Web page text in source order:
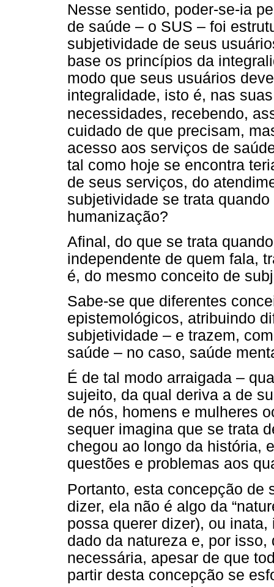
Nesse sentido, poder-se-ia
de saúde – o SUS – foi
subjetividade de seus
base os princípios da
modo que seus usuários
integralidade, isto é, nas
necessidades, recebendo,
cuidado de que precisam,
acesso aos serviços de
tal como hoje se encontra
de seus serviços, do
subjetividade se trata
humanização?
Afinal, do que se trata
independente de quem fala,
é, do mesmo conceito de
Sabe-se que diferentes
epistemológicos, atribuindo
subjetividade – e trazem,
saúde – no caso, saúde
É de tal modo arraigada –
sujeito, da qual deriva a de
de nós, homens e mulheres
sequer imagina que se trata
chegou ao longo da história,
questões e problemas aos
Portanto, esta concepção de
dizer, ela não é algo da
possa querer dizer), ou
dado da natureza e, por
necessária, apesar de que
partir desta concepção se